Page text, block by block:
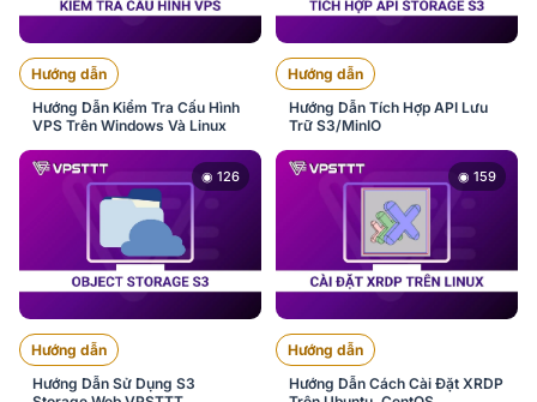
Hướng dẫn
Hướng Dẫn Kiểm Tra Cấu Hình
VPS Trên Windows Và Linux
Hướng dẫn
Hướng Dẫn Tích Hợp API Lưu
Trữ S3/MinIO
◉ 126
Hướng dẫn
Hướng Dẫn Sử Dụng S3
◉ 159
Hướng dẫn
Hướng Dẫn Cách Cài Đặt XRDP